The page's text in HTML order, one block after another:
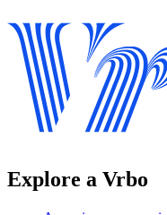
Explore a Vrbo